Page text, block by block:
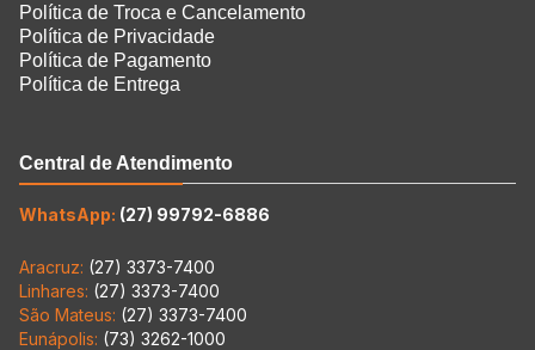
Política de Troca e Cancelamento
Política de Privacidade
Política de Pagamento
Política de Entrega
Central de Atendimento
WhatsApp: (27) 99792-6886
Aracruz: (27) 3373-7400
Linhares: (27) 3373-7400
São Mateus: (27) 3373-7400
Eunápolis: (73) 3262-1000